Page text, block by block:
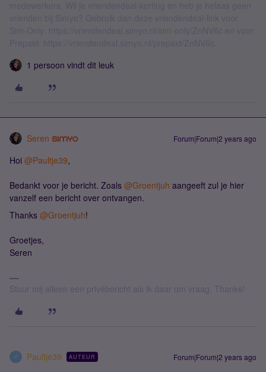
1 persoon vindt dit leuk
Seren Forum|Forum|2 years ago
Hoi @Paultje39,
Bedankt voor je bericht. Zoals @Groentjuh aangeeft zul je hier
vanzelf een bericht over ontvangen.
Thanks @Groentjuh!
Groetjes,
Seren
Stuur mij alleen een privébericht als ik daar om vraag. Thanks!
P Paultje39 AUTEUR Forum|Forum|2 years ago